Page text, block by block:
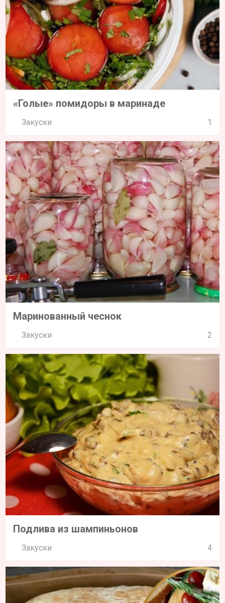
«Голые» помидоры в маринаде
Закуски 1
Маринованный чеснок
Закуски 2
Подлива из шампиньонов
Закуски 4